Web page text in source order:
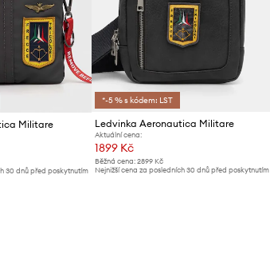
Militare
30 dnů před poskytnutím
*-5 % s kódem: LST
Ledvinka Aeronautica Militare
Aktuální cena:
1899 Kč
Běžná cena: 2899 Kč
Nejnižší cena za posledních 30 dnů před poskytnutím